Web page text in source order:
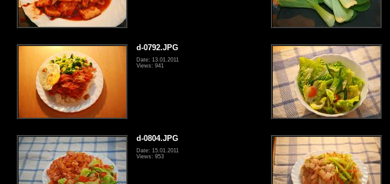
d-0792.JPG
Date: 13.01.2011
Views: 941
d-0804.JPG
Date: 15.01.2011
Views: 953